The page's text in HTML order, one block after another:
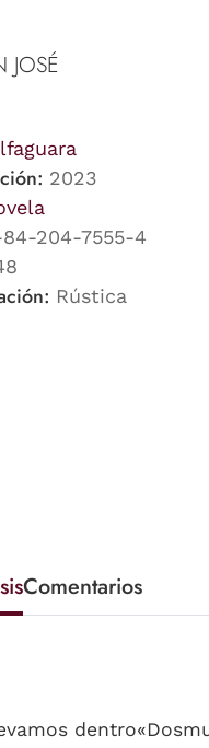
JOSÉ
2023
204-7555-4
Rústica
Comentarios